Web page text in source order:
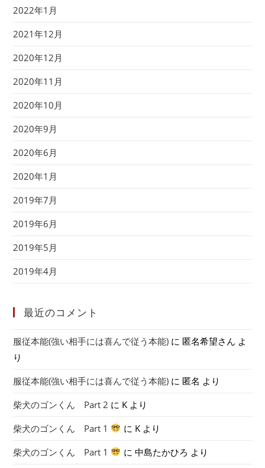
2022年1月
2021年12月
2020年12月
2020年11月
2020年10月
2020年9月
2020年6月
2020年1月
2019年7月
2019年6月
2019年5月
2019年4月
最近のコメント
服従本能(強い相手には喜んで従う本能) に 匿名希望さん よ
り
服従本能(強い相手には喜んで従う本能) に 匿名 より
柴犬のゴンくん Part 2 に K より
柴犬のゴンくん Part 1
に Kより
柴犬のゴンくん Part 1
に 中島たかひろ より